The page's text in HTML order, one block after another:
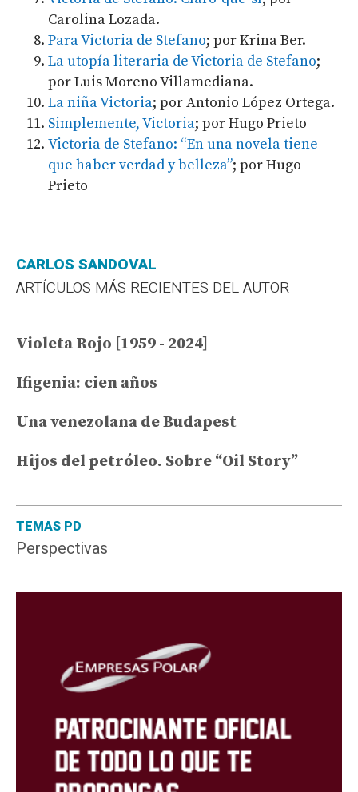
TEMAS PD
Perspectivas
Carolina Lozada.
Para Victoria de Stefano; por Krina Ber.
La utopía literaria de Victoria de Stefano;
por Luis Moreno Villamediana.
La niña Victoria; por Antonio López Ortega.
Simplemente, Victoria; por Hugo Prieto
Victoria de Stefano: “En una novela tiene
que haber verdad y belleza”; por Hugo
Prieto
CARLOS SANDOVAL
ARTÍCULOS MÁS RECIENTES DEL AUTOR
Violeta Rojo [1959 - 2024]
Ifigenia: cien años
Una venezolana de Budapest
Hijos del petróleo. Sobre “Oil Story”